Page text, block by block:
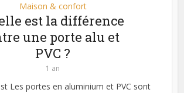
Maison & confort
est la différence
une porte alu et
PVC ?
1 an
Les portes en aluminium et PVC sont